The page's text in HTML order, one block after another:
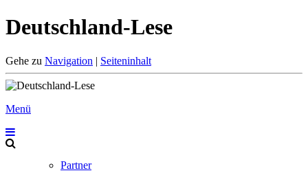
Deutschland-Lese
Gehe zu Navigation | Seiteninhalt
Menü
Partner